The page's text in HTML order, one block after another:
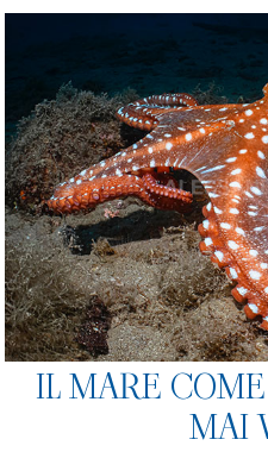
IL MARE
MAI